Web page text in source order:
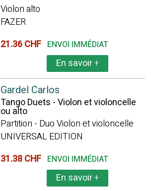
Violon alto
FAZER
21.36 CHF ENVOI IMMÉDIAT
En savoir+
Gardel Carlos
Tango Duets - Violon et violoncelle
ou alto
Partition - Duo Violon et violoncelle
UNIVERSAL EDITION
31.38 CHF ENVOI IMMÉDIAT
En savoir+